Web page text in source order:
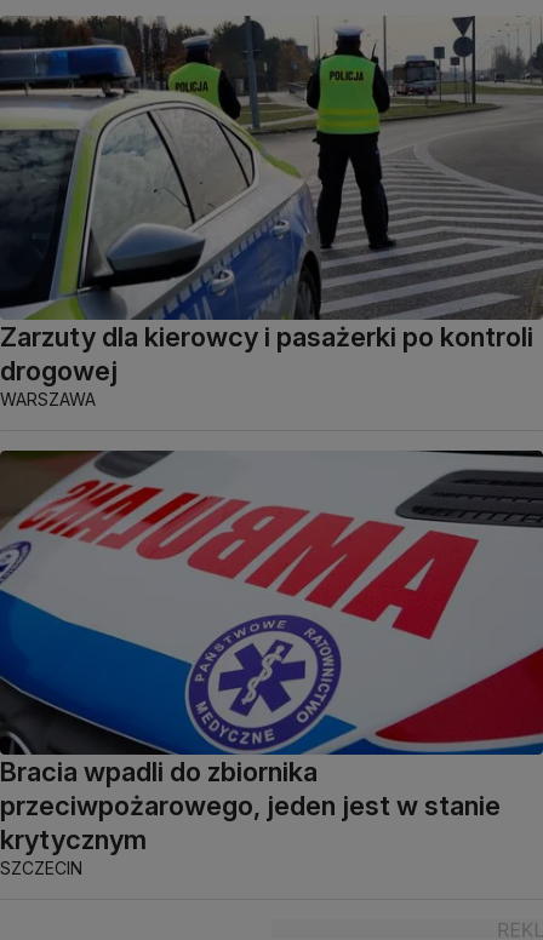
Zarzuty dla kierowcy i pasażerki po kontroli
drogowej
WARSZAWA
Bracia wpadli do zbiornika
przeciwpożarowego, jeden jest w stanie
krytycznym
SZCZECIN